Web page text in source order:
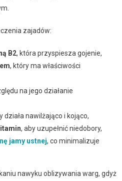
zajadów:
B2, która przyspiesza gojenie,
, który ma właściwości
na jego działanie
działa nawilżająco i kojąco,
, aby uzupełnić niedobory,
jamy ustnej, co minimalizuje
nawyku oblizywania warg, gdyż